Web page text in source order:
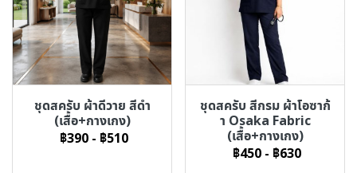
ชุดสครับ ผ้าดีวาย สีดำ
(เสื้อ+กางเกง)
฿390 - ฿510
ชุดสครับ สีกรม ผ้าโอซาก้
า Osaka Fabric
(เสื้อ+กางเกง)
฿450 - ฿630